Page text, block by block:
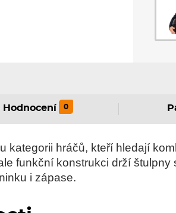
Hodnocení 0
kategorii hráčů, kteří hledají
funkční konstrukci drží
i zápase.